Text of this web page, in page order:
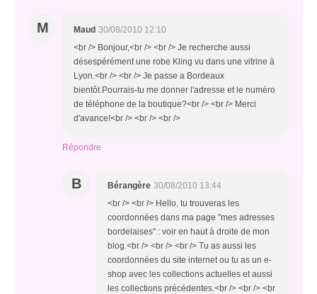
M Maud 30/08/2010 12:10
<br /> Bonjour,<br /> <br /> Je recherche aussi
désespérément une robe Kling vu dans une vitrine à
Lyon.<br /> <br /> Je passe a Bordeaux
bientôt.Pourrais-tu me donner l'adresse et le numéro
de téléphone de la boutique?<br /> <br /> Merci
d'avance!<br /> <br /> <br />
Répondre
B Bérangère 30/08/2010 13:44
<br /> <br /> Hello, tu trouveras les
coordonnées dans ma page "mes adresses
bordelaises" : voir en haut à droite de mon
blog.<br /> <br /> <br /> Tu as aussi les
coordonnées du site internet ou tu as un e-
shop avec les collections actuelles et aussi
les collections précédentes.<br /> <br /> <br